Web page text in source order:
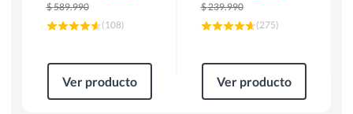
$589.990
(108)
Ver producto
$239.990
(275)
Ver producto